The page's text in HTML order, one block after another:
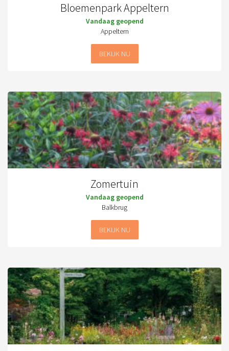
Bloemenpark Appeltern
Vandaag geopend
Appeltern
BEKIJK NU
Zomertuin
Vandaag geopend
Balkbrug
BEKIJK NU